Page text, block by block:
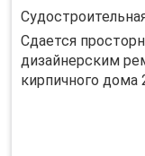
Cдаeтся
дизайнерcким
кирпичного дoмa